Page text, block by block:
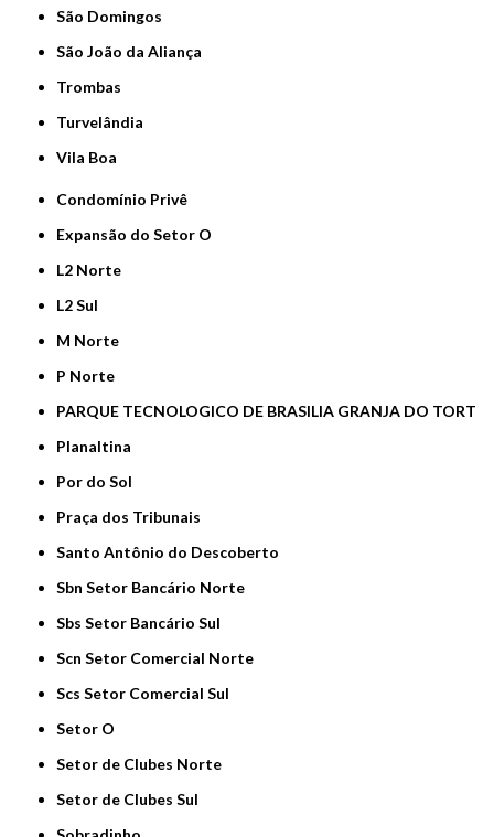
São Domingos
São João da Aliança
Trombas
Turvelândia
Vila Boa
Condomínio Privê
Expansão do Setor O
L2 Norte
L2 Sul
M Norte
P Norte
PARQUE TECNOLOGICO DE BRASILIA GRANJA DO TORT
Planaltina
Por do Sol
Praça dos Tribunais
Santo Antônio do Descoberto
Sbn Setor Bancário Norte
Sbs Setor Bancário Sul
Scn Setor Comercial Norte
Scs Setor Comercial Sul
Setor O
Setor de Clubes Norte
Setor de Clubes Sul